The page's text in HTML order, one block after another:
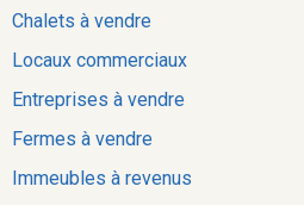
Chalets à vendre
Locaux commerciaux
Entreprises à vendre
Fermes à vendre
Immeubles à revenus